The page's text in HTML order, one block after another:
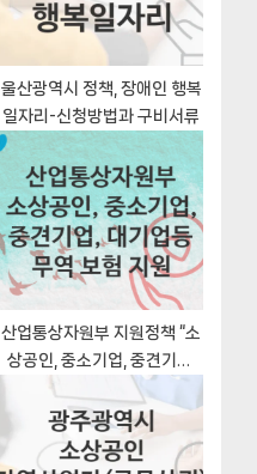
울산광역시 정책, 장애인 행복
일자리-신청방법과 구비서류
산업통상자원부 지원정책 “소
상공인, 중소기업, 중견기업,
대기업등 무역 보험 지원” 수
출입과 – 신청 일정